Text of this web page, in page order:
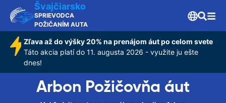
Švajčiarsko
SPRIEVODCA
POŽIČANÍM AUTA
Zľava až do výšky 20% na prenájom áut po celom svete
Táto akcia platí do 11. augusta 2026 - využite ju ešte
dnes!
Arbon Požičovňa áut